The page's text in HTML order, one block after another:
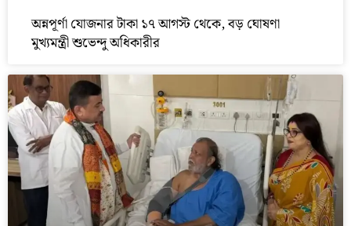
অন্নপূর্ণা যোজনার টাকা ১৭ আগস্ট থেকে, বড় ঘোষণা
মুখ্যমন্ত্রী শুভেন্দু অধিকারীর